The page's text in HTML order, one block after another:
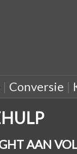
| Conversie |
AAN